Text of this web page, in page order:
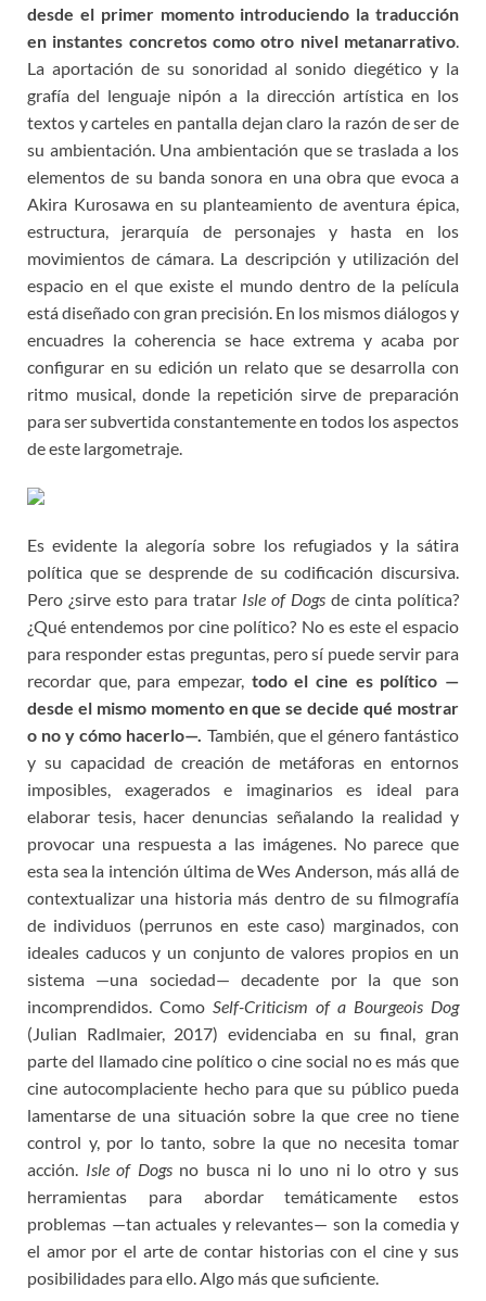
desde el primer momento introduciendo la traducción
en instantes concretos como otro nivel metanarrativo.
La aportación de su sonoridad al sonido diegético y la
grafía del lenguaje nipón a la dirección artística en los
textos y carteles en pantalla dejan claro la razón de ser de
su ambientación. Una ambientación que se traslada a los
elementos de su banda sonora en una obra que evoca a
Akira Kurosawa en su planteamiento de aventura épica,
estructura, jerarquía de personajes y hasta en los
movimientos de cámara. La descripción y utilización del
espacio en el que existe el mundo dentro de la película
está diseñado con gran precisión. En los mismos diálogos y
encuadres la coherencia se hace extrema y acaba por
configurar en su edición un relato que se desarrolla con
ritmo musical, donde la repetición sirve de preparación
para ser subvertida constantemente en todos los aspectos
de este largometraje.
Es evidente la alegoría sobre los refugiados y la sátira
política que se desprende de su codificación discursiva.
Pero ¿sirve esto para tratar Isle of Dogs de cinta política?
¿Qué entendemos por cine político? No es este el espacio
para responder estas preguntas, pero sí puede servir para
recordar que, para empezar, todo el cine es político —
desde el mismo momento en que se decide qué mostrar
o no y cómo hacerlo—. También, que el género fantástico
y su capacidad de creación de metáforas en entornos
imposibles, exagerados e imaginarios es ideal para
elaborar tesis, hacer denuncias señalando la realidad y
provocar una respuesta a las imágenes. No parece que
esta sea la intención última de Wes Anderson, más allá de
contextualizar una historia más dentro de su filmografía
de individuos (perrunos en este caso) marginados, con
ideales caducos y un conjunto de valores propios en un
sistema —una sociedad— decadente por la que son
incomprendidos. Como Self-Criticism of a Bourgeois Dog
(Julian Radlmaier, 2017) evidenciaba en su final, gran
parte del llamado cine político o cine social no es más que
cine autocomplaciente hecho para que su público pueda
lamentarse de una situación sobre la que cree no tiene
control y, por lo tanto, sobre la que no necesita tomar
acción. Isle of Dogsno busca ni lo uno ni lo otro y sus
herramientas para abordar temáticamente estos
problemas —tan actuales y relevantes— son la comedia y
el amor por el arte de contar historias con el cine y sus
posibilidades para ello. Algo más que suficiente.